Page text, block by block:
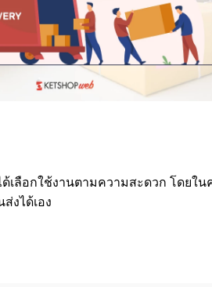
เลือกใช้งานตามความสะดวก โดยใน
งได้เอง